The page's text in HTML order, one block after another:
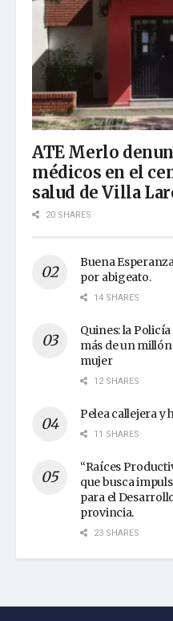
ATE Merlo
médicos en el
salud de Villa
20 SHARES
Buena
por abigeato.
14 SHARES
Quines: la
más de un
mujer
12 SHARES
Pelea callejera y
11 SHARES
“Raíces
que busca
para el
provincia.
23 SHARES